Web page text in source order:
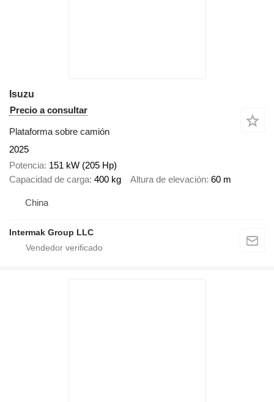
Isuzu
Precio a consultar
Plataforma sobre camión
2025
Potencia 151 kW (205 Hp)
Capacidad de carga 400 kg Altura de elevación 60 m
China
Intermak Group LLC